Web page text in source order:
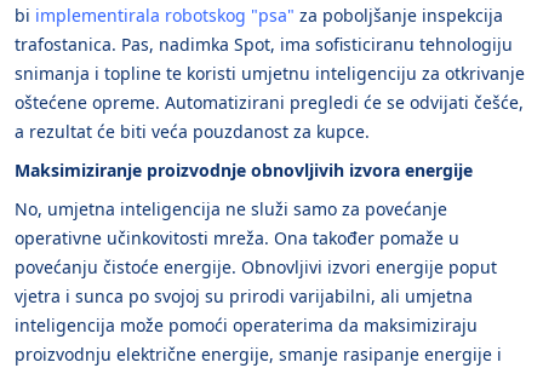
bi implementirala robotskog "psa" za poboljšanje inspekcija
trafostanica. Pas, nadimka Spot, ima sofisticiranu tehnologiju
snimanja i topline te koristi umjetnu inteligenciju za otkrivanje
oštećene opreme. Automatizirani pregledi će se odvijati češće,
a rezultat će biti veća pouzdanost za kupce.
Maksimiziranje proizvodnje obnovljivih izvora energije
No, umjetna inteligencija ne služi samo za povećanje
operativne učinkovitosti mreža. Ona također pomaže u
povećanju čistoće energije. Obnovljivi izvori energije poput
vjetra i sunca po svojoj su prirodi varijabilni, ali umjetna
inteligencija može pomoći operaterima da maksimiziraju
proizvodnju električne energije, smanje rasipanje energije i